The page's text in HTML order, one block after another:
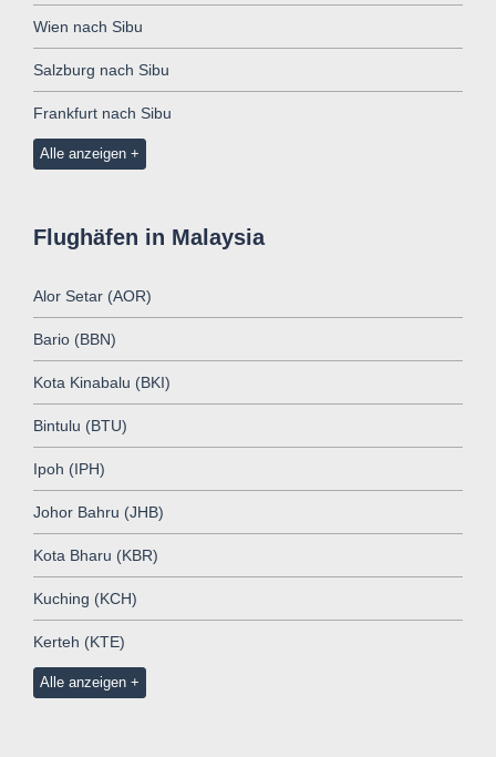
Wien nach Sibu
Salzburg nach Sibu
Frankfurt nach Sibu
Alle anzeigen
Flughäfen in Malaysia
Alor Setar (AOR)
Bario (BBN)
Kota Kinabalu (BKI)
Bintulu (BTU)
Ipoh (IPH)
Johor Bahru (JHB)
Kota Bharu (KBR)
Kuching (KCH)
Kerteh (KTE)
Alle anzeigen